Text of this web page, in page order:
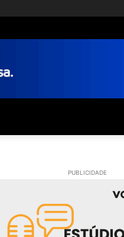
PUBLICIDADE